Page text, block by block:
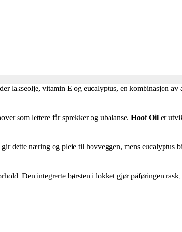
lakseolje, vitamin E og eucalyptus, en kombinasjon av
som lettere får sprekker og ubalanse. Hoof Oil er
dette næring og pleie til hovveggen, mens eucalyptus
Den integrerte børsten i lokket gjør påføringen rask,